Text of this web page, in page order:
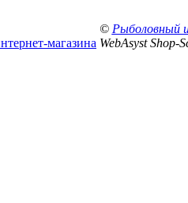
© Рыболовный
магазина WebAsyst Shop-